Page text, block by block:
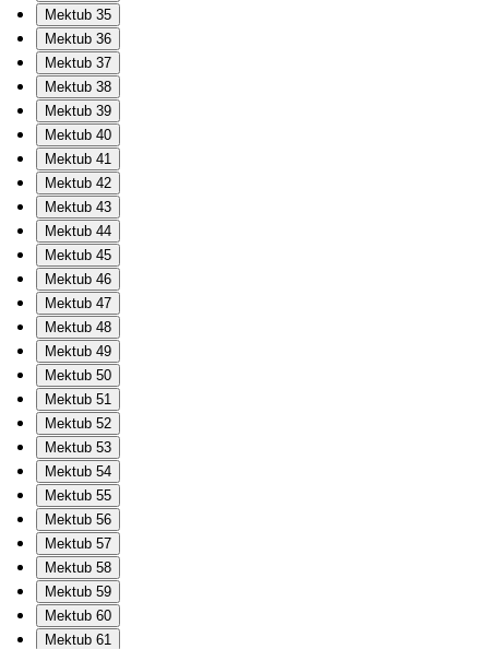
Mektub 35
Mektub 36
Mektub 37
Mektub 38
Mektub 39
Mektub 40
Mektub 41
Mektub 42
Mektub 43
Mektub 44
Mektub 45
Mektub 46
Mektub 47
Mektub 48
Mektub 49
Mektub 50
Mektub 51
Mektub 52
Mektub 53
Mektub 54
Mektub 55
Mektub 56
Mektub 57
Mektub 58
Mektub 59
Mektub 60
Mektub 61